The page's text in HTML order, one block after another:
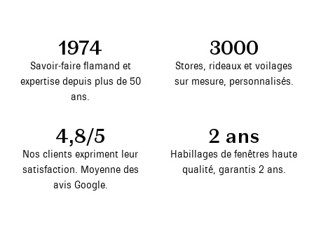
1974
Savoir-faire flamand et
expertise depuis plus de 50
ans.
3000
Stores, rideaux et voilages
sur mesure, personnalisés.
4,8/5
Nos clients expriment leur
satisfaction. Moyenne des
avis Google.
2 ans
Habillages de fenêtres haute
qualité, garantis 2 ans.